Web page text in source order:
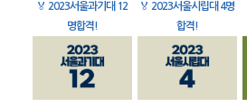
🏅 2023서울과기대 12
명합격!
🏅 2023서울시립대 4명
합격!